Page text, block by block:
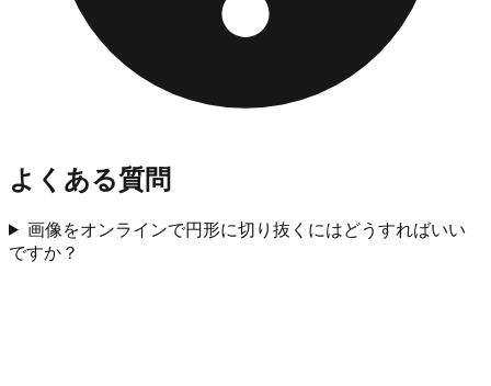
よくある質問
画像をオンラインで円形に切り抜くにはどうすればいい
ですか？